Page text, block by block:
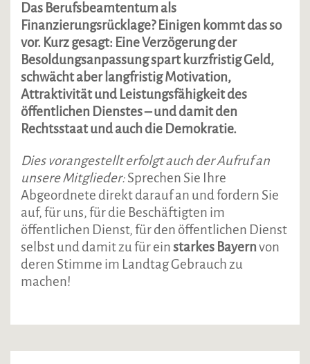
Das Berufsbeamtentum als
Finanzierungsrücklage? Einigen kommt das so
vor. Kurz gesagt: Eine Verzögerung der
Besoldungsanpassung spart kurzfristig Geld,
schwächt aber langfristig Motivation,
Attraktivität und Leistungsfähigkeit des
öffentlichen Dienstes – und damit den
Rechtsstaat und auch die Demokratie.
Dies vorangestellt erfolgt auch der Aufruf an
unsere Mitglieder:Sprechen Sie Ihre
Abgeordnete direkt darauf an und fordern Sie
auf, für uns, für die Beschäftigten im
öffentlichen Dienst, für den öffentlichen Dienst
selbst und damit zu für einstarkes Bayernvon
deren Stimme im Landtag Gebrauch zu
machen!